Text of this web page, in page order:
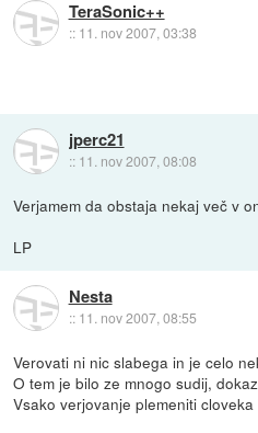
TeraSonic++
:: 11. nov 2007, 03:38
jperc21
:: 11. nov 2007, 08:08
Verjamem da obstaja nekaj več v
LP
Nesta
:: 11. nov 2007, 08:55
Verovati ni nic slabega in je celo
O tem je bilo ze mnogo sudij,
Vsako verjovanje plemeniti